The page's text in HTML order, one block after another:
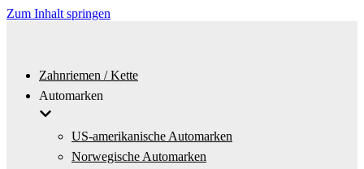
Zum Inhalt springen
Zahnriemen / Kette
Automarken
US-amerikanische Automarken
Norwegische Automarken